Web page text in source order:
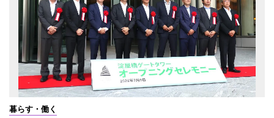
暮らす・働く